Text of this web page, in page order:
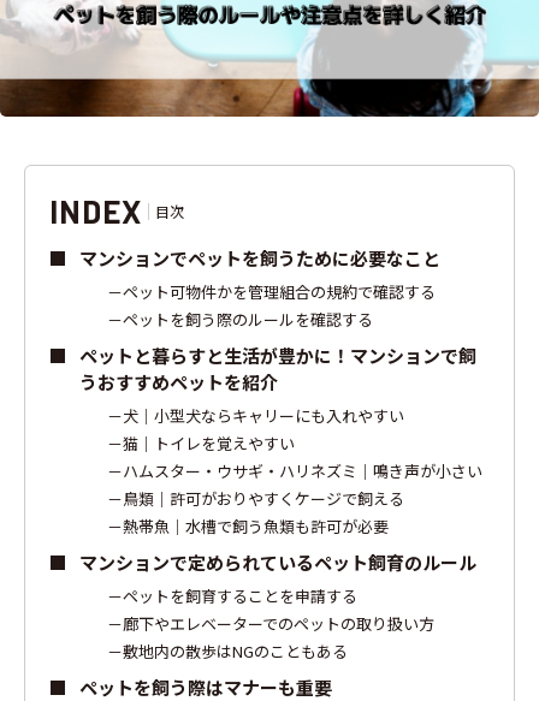
INDEX 目次
マンションでペットを飼うために必要なこと
ペット可物件かを管理組合の規約で確認する
ペットを飼う際のルールを確認する
ペットと暮らすと生活が豊かに！マンションで飼
うおすすめペットを紹介
犬｜小型犬ならキャリーにも入れやすい
猫｜トイレを覚えやすい
ハムスター・ウサギ・ハリネズミ｜鳴き声が小さい
鳥類｜許可がおりやすくケージで飼える
熱帯魚｜水槽で飼う魚類も許可が必要
マンションで定められているペット飼育のルール
ペットを飼育することを申請する
廊下やエレベーターでのペットの取り扱い方
敷地内の散歩はNGのこともある
ペットを飼う際はマナーも重要